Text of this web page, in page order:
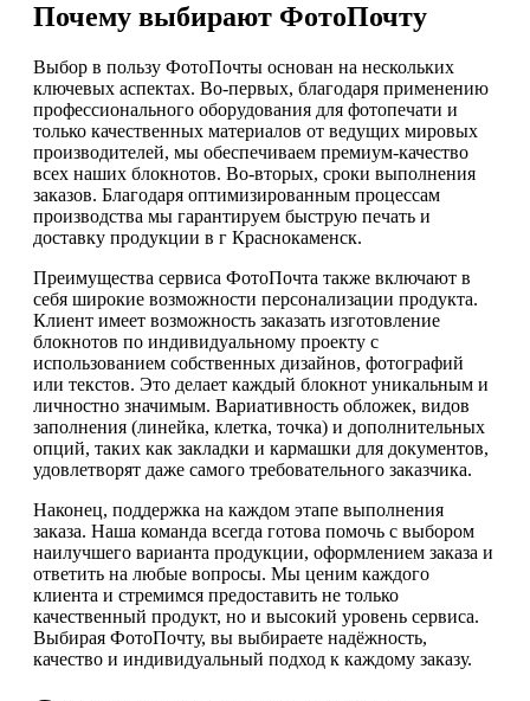
Почему выбирают ФотоПочту
Выбор в пользу ФотоПочты основан на нескольких
ключевых аспектах. Во-первых, благодаря применению
профессионального оборудования для фотопечати и
только качественных материалов от ведущих мировых
производителей, мы обеспечиваем премиум-качество
всех наших блокнотов. Во-вторых, сроки выполнения
заказов. Благодаря оптимизированным процессам
производства мы гарантируем быструю печать и
доставку продукции в г Краснокаменск.
Преимущества сервиса ФотоПочта также включают в
себя широкие возможности персонализации продукта.
Клиент имеет возможность заказать изготовление
блокнотов по индивидуальному проекту с
использованием собственных дизайнов, фотографий
или текстов. Это делает каждый блокнот уникальным и
личностно значимым. Вариативность обложек, видов
заполнения (линейка, клетка, точка) и дополнительных
опций, таких как закладки и кармашки для документов,
удовлетворят даже самого требовательного заказчика.
Наконец, поддержка на каждом этапе выполнения
заказа. Наша команда всегда готова помочь с выбором
наилучшего варианта продукции, оформлением заказа и
ответить на любые вопросы. Мы ценим каждого
клиента и стремимся предоставить не только
качественный продукт, но и высокий уровень сервиса.
Выбирая ФотоПочту, вы выбираете надёжность,
качество и индивидуальный подход к каждому заказу.